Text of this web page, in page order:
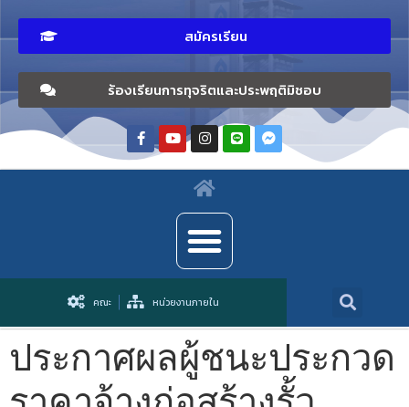
สมัครเรียน
ร้องเรียนการทุจริตและประพฤติมิชอบ
คณะ หน่วยงานภายใน
ประกาศผลผู้ชนะประกวด